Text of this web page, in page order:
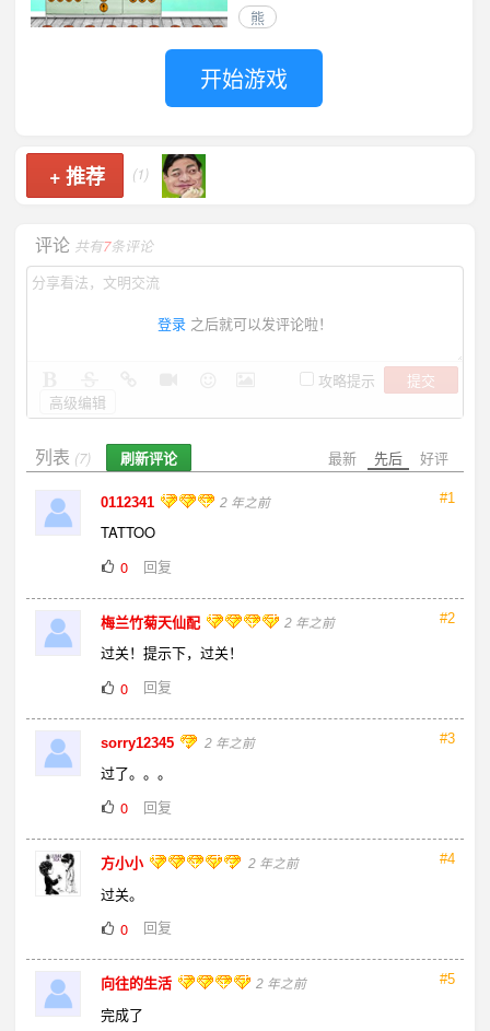
熊
开始游戏
+推荐 (1)
评论 共有7条评论
登录 之后就可以发评论啦！
攻略提示
提交
高级编辑
最新 先后 好评
列表 (7) 刷新评论
#1
0112341 2 年之前
TATTOO
0
回复
#2
梅兰竹菊天仙配 2 年之前
过关！提示下，过关！
0
回复
#3
sorry12345 2 年之前
过了。。。
0
回复
#4
方小小 2 年之前
过关。
0
回复
#5
向往的生活 2 年之前
完成了